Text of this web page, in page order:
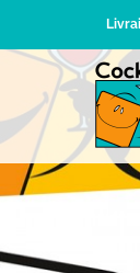
au
contenu